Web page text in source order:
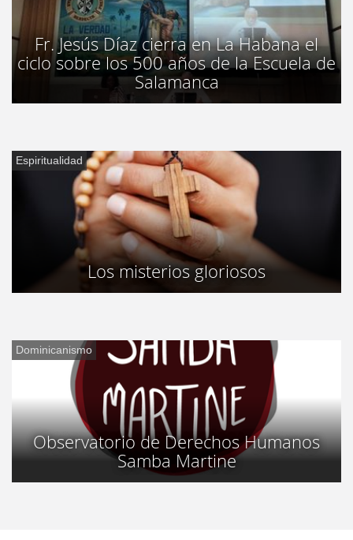
Fr. Jesús Díaz cierra en La Habana el
ciclo sobre los 500 años de la Escuela de
Salamanca
Espiritualidad
Los misterios gloriosos
Dominicanismo
Observatorio de Derechos Humanos
Samba Martine